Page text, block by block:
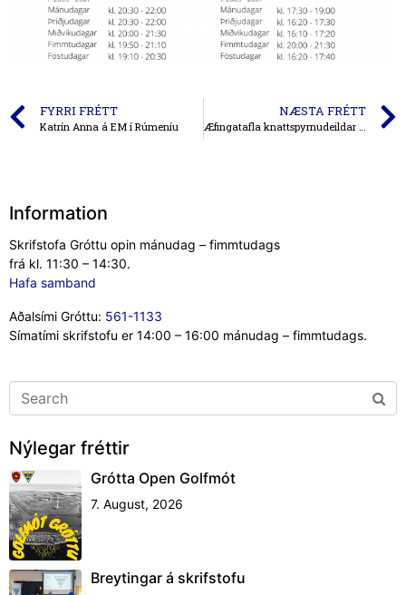
FYRRI FRÉTT
Katrín Anna á EM í Rúmeníu
NÆSTA FRÉTT
Æfingatafla knattspyrnudeildar 2023-2024
Information
Skrifstofa Gróttu opin mánudag – fimmtudags
frá kl. 11:30 – 14:30.
Hafa samband
Aðalsími Gróttu: 561-1133
Símatími skrifstofu er 14:00 – 16:00 mánudag – fimmtudags.
Nýlegar fréttir
Grótta Open Golfmót
7. August, 2026
Breytingar á skrifstofu